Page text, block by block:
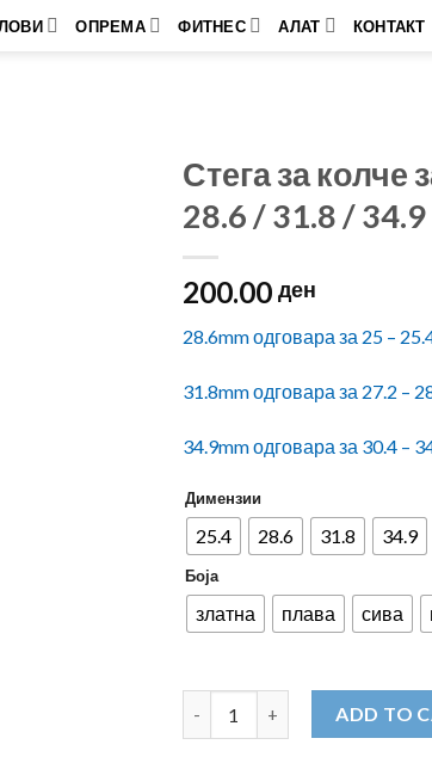
ОПРЕМА ФИТНЕС АЛАТ КОНТАКТ
Стега за колче
28.6 / 31.8 / 34.9
200.00 ден
28.6mm одговара за 25 –
31.8mm одговара за 27.2 –
34.9mm одговара за 30.4 –
Димензии
25.4 28.6 31.8 34.9
Боја
златна плава сива
ADD TO